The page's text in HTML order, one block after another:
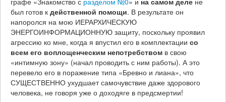
был готов к действенной помощи. В результате он
напоролся на мою ИЕРАРХИЧЕСКУЮ
ЭНЕРГОИНФОРМАЦИОННУЮ защиту, поскольку проявил
агрессию ко мне, когда я впустил его в комплектации со
всем его воплощенческим непотребством в свою
«интимную зону» (начал проводить с ним работы). А это
перевело его в поражение типа «Бревно и лиана», что
СУЩЕСТВЕННО ухудшает самочувствие даже здорового
человека, не говоря уже о доходяге в предсмертии!